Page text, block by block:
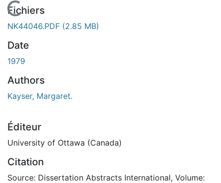
En cours de chargement...
Fichiers
NK44046.PDF (2.85 MB)
Date
1979
Authors
Kayser, Margaret.
Éditeur
University of Ottawa (Canada)
Citation
Source: Dissertation Abstracts International, Volume: